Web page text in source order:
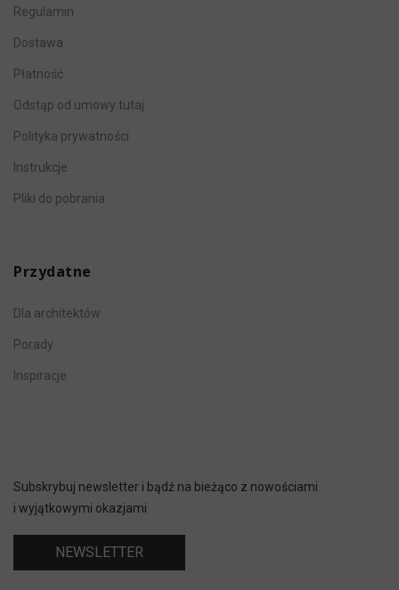
Regulamin
Dostawa
Płatność
Odstąp od umowy tutaj
Polityka prywatności
Instrukcje
Pliki do pobrania
Przydatne
Dla architektów
Porady
Inspiracje
Subskrybuj newsletter i bądź na bieżąco z nowościami
i wyjątkowymi okazjami
NEWSLETTER